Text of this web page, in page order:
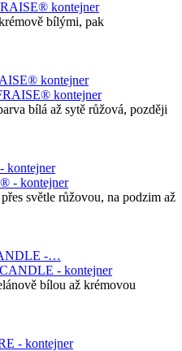
bílými, pak
kontejner
bílá až sytě růžová, později
kontejner
světle růžovou, na podzim až
-…
bílou až krémovou
- kontejner